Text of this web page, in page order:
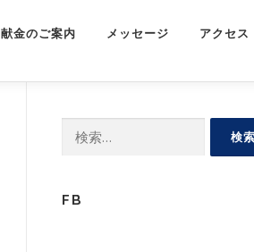
献金のご案内 メッセージ アクセス
FB